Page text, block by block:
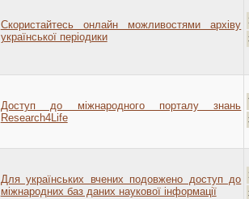
Скористайтесь онлайн можливостями архіву
української періодики
Доступ до міжнародного порталу знань
Research4Life
Для українських вчених подовжено доступ до
міжнародних баз даних наукової інформації